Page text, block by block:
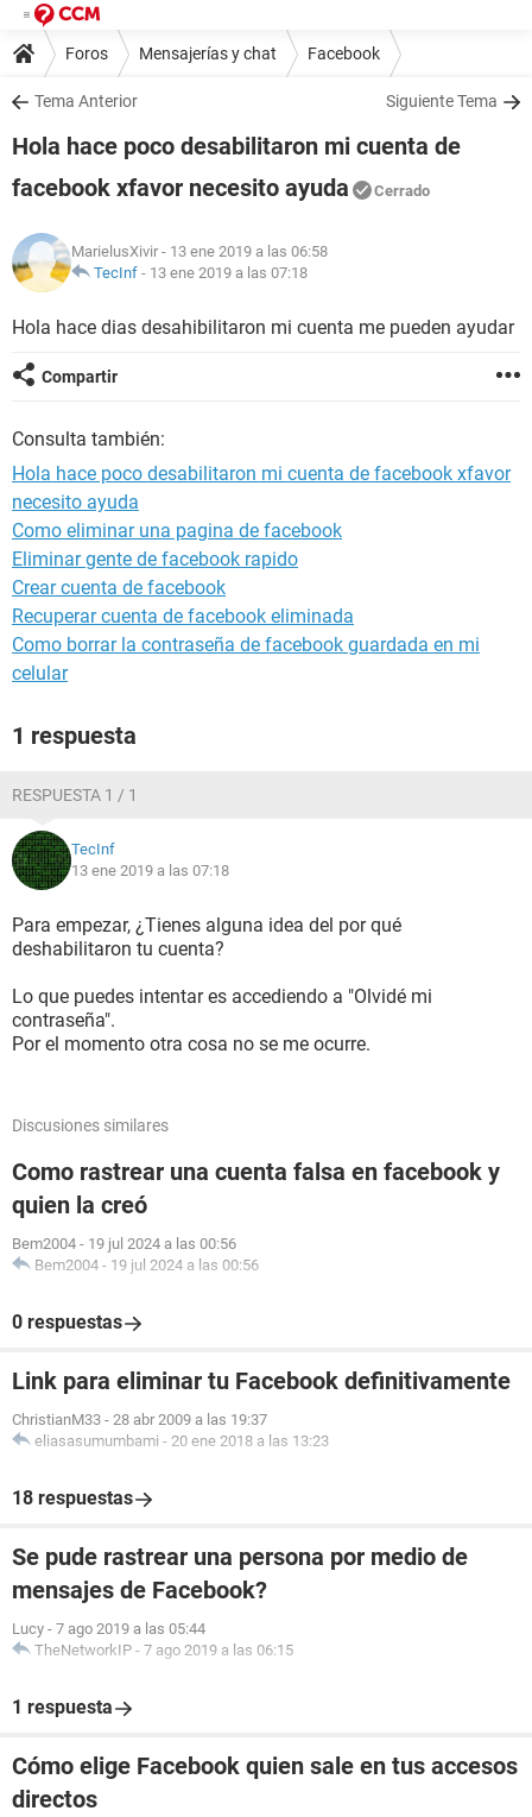
Foros Mensajerías y chat Facebook
Tema Anterior Siguiente Tema
Hola hace poco desabilitaron mi cuenta de
facebook xfavor necesito ayuda
Cerrado
MarielusXivir - 13 ene 2019 a las 06:58
TecInf - 13 ene 2019 a las 07:18
Hola hace dias desahibilitaron mi cuenta me pueden ayudar
Compartir
Consulta también:
Hola hace poco desabilitaron mi cuenta de facebook xfavor
necesito ayuda
Como eliminar una pagina de facebook
Eliminar gente de facebook rapido
Crear cuenta de facebook
Recuperar cuenta de facebook eliminada
Como borrar la contraseña de facebook guardada en mi
celular
1 respuesta
RESPUESTA 1 / 1
TecInf
13 ene 2019 a las 07:18
Para empezar, ¿Tienes alguna idea del por qué
deshabilitaron tu cuenta?
Lo que puedes intentar es accediendo a "Olvidé mi
contraseña".
Por el momento otra cosa no se me ocurre.
Discusiones similares
Como rastrear una cuenta falsa en facebook y
quien la creó
Bem2004 - 19 jul 2024 a las 00:56
Bem2004 - 19 jul 2024 a las 00:56
0 respuestas
Link para eliminar tu Facebook definitivamente
ChristianM33 - 28 abr 2009 a las 19:37
eliasasumumbami - 20 ene 2018 a las 13:23
18 respuestas
Se pude rastrear una persona por medio de
mensajes de Facebook?
Lucy - 7 ago 2019 a las 05:44
TheNetworkIP - 7 ago 2019 a las 06:15
1 respuesta
Cómo elige Facebook quien sale en tus accesos
directos